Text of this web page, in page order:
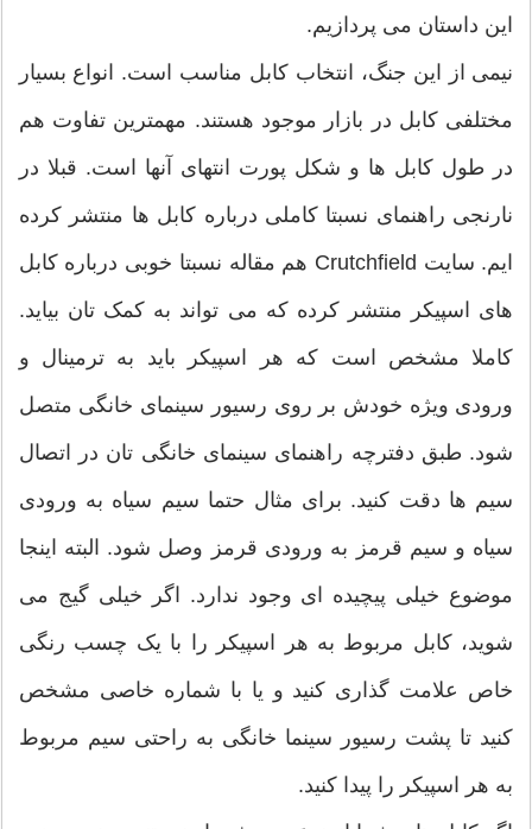
این داستان می پردازیم.
نیمی از این جنگ، انتخاب کابل مناسب است. انواع بسیار
مختلفی کابل در بازار موجود هستند. مهمترین تفاوت هم
در طول کابل ها و شکل پورت انتهای آنها است. قبلا در
نارنجی راهنمای نسبتا کاملی درباره کابل ها منتشر کرده
ایم. سایت Crutchfield هم مقاله نسبتا خوبی درباره کابل
های اسپیکر منتشر کرده که می تواند به کمک تان بیاید.
کاملا مشخص است که هر اسپیکر باید به ترمینال و
ورودی ویژه خودش بر روی رسیور سینمای خانگی متصل
شود. طبق دفترچه راهنمای سینمای خانگی تان در اتصال
سیم ها دقت کنید. برای مثال حتما سیم سیاه به ورودی
سیاه و سیم قرمز به ورودی قرمز وصل شود. البته اینجا
موضوع خیلی پیچیده ای وجود ندارد. اگر خیلی گیج می
شوید، کابل مربوط به هر اسپیکر را با یک چسب رنگی
خاص علامت گذاری کنید و یا با شماره خاصی مشخص
کنید تا پشت رسیور سینما خانگی به راحتی سیم مربوط
به هر اسپیکر را پیدا کنید.